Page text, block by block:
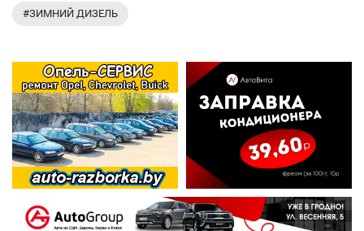
#ЗИМНИЙ ДИЗЕЛЬ